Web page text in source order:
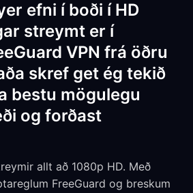
efni í boði í HD
streymt er í
VPN frá öðru
skref get ég tekið
bestu mögulegu
og forðast
allt að 1080p HD. Með
FreeGuard og breskum